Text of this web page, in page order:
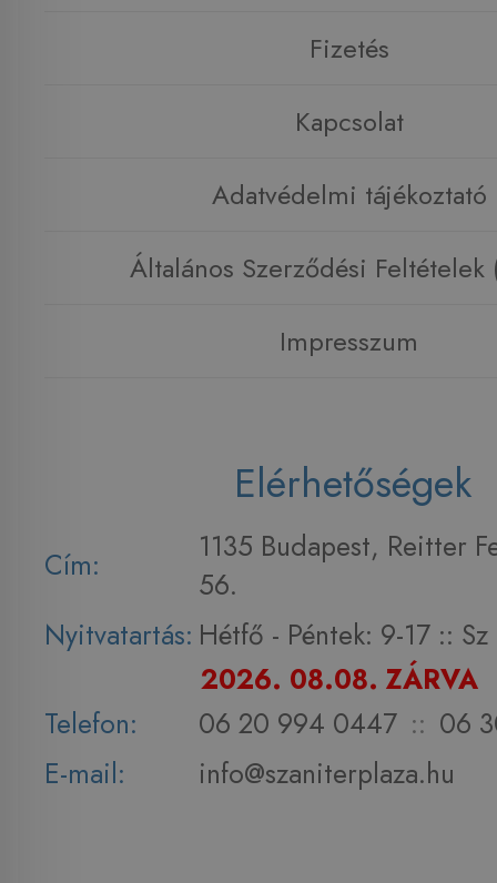
Fizetés
Kapcsolat
Adatvédelmi tájékoztató
Általános Szerződési Feltételek
Impresszum
Elérhetőségek
Cím:
1135 Budapest, Reitter
56.
Nyitvatartás: Hétfő - Péntek: 9-17 :: Sz
2026. 08.08. ZÁRVA
Telefon:
06 20 994 0447 :: 06
E-mail:
info@szaniterplaza.hu